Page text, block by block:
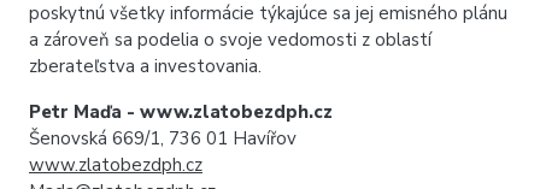
poskytnú všetky informácie týkajúce sa jej emisného plánu
a zároveň sa podelia o svoje vedomosti z oblastí
zberateľstva a investovania.
Petr Maďa - www.zlatobezdph.cz
Šenovská 669/1, 736 01 Havířov
www.zlatobezdph.cz